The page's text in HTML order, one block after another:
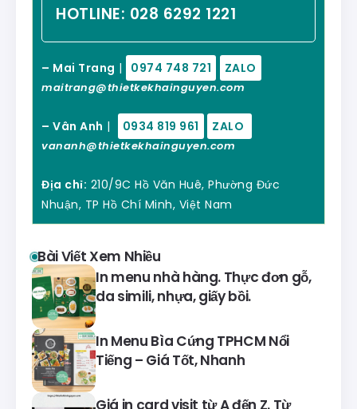
HOTLINE: 028 6292 1221
– Mai Trang | 0974 748 721 ZALO
maitrang@thietkekhainguyen.com
– Vân Anh | 0934 819 961 ZALO
vananh@thietkekhainguyen.com
Địa chỉ: 210/9C Hồ Văn Huê, Phường Đức
Nhuận, TP Hồ Chí Minh, Việt Nam
Bài Viết Xem Nhiều
In menu nhà hàng. Thực đơn gỗ,
da simili, nhựa, giấy bồi.
In Menu Bìa Cứng TPHCM Nổi
Tiếng – Giá Tốt, Nhanh
Giá in card visit từ A đến Z. Từ